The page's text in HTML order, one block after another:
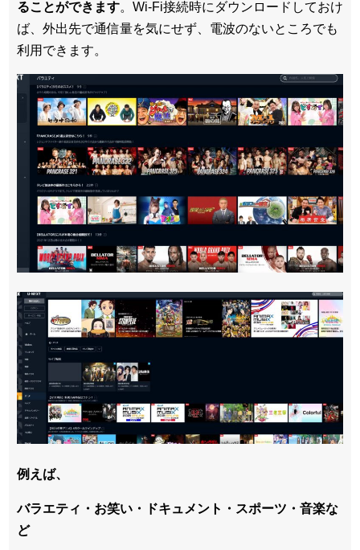
ることができます。Wi-Fi接続時にダウンロードしておけ
ば、外出先で通信量を気にせず、電波のないところでも
利用できます。
例えば、
バラエティ・お笑い・ドキュメント・スポーツ・音楽な
ど